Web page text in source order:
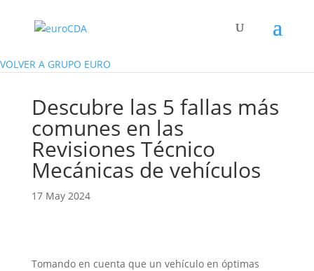
VOLVER A GRUPO EURO
Descubre las 5 fallas más
comunes en las
Revisiones Técnico
Mecánicas de vehículos
17 May 2024
Tomando en cuenta que un vehículo en óptimas